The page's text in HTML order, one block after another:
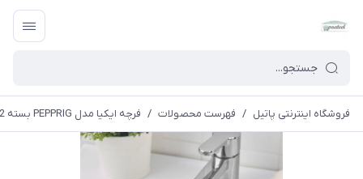
فروشگاه اینترنتی پاتیل / فهرست محصولات / فرچه ایکیا مدل PEPPRIG بسته 2 عددی